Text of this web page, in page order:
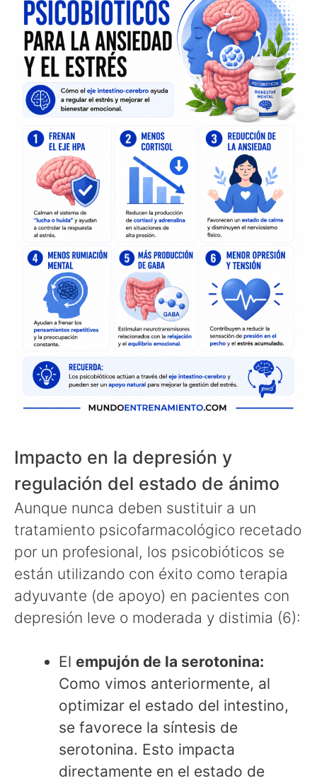
Impacto en la depresión y
regulación del estado de ánimo
Aunque nunca deben sustituir a un
tratamiento psicofarmacológico recetado
por un profesional, los psicobióticos se
están utilizando con éxito como terapia
adyuvante (de apoyo) en pacientes con
depresión leve o moderada y distimia (6):
El empujón de la serotonina:
Como vimos anteriormente, al
optimizar el estado del intestino,
se favorece la síntesis de
serotonina. Esto impacta
directamente en el estado de